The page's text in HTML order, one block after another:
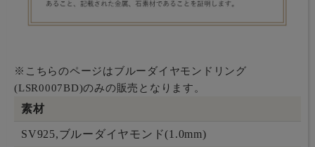
※こちらのページはブルーダイヤモンドリング
(LSR0007BD)のみの販売となります。
素材
SV925,ブルーダイヤモンド(1.0mm)